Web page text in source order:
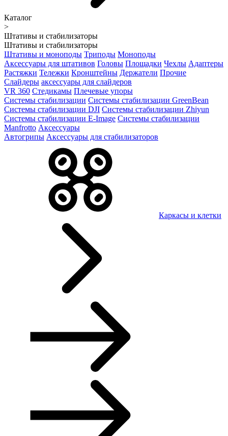
Каталог
>
Штативы и стабилизаторы
Штативы и стабилизаторы
Штативы и моноподы Триподы Моноподы
Аксессуары для штативов Головы Площадки Чехлы Адаптеры
Растяжки Тележки Кронштейны Держатели Прочие
Слайдеры аксессуары для слайдеров
VR 360 Стедикамы Плечевые упоры
Системы стабилизации Системы стабилизации GreenBean
Системы стабилизации DJI Системы стабилизации Zhiyun
Системы стабилизации E-Image Системы стабилизации
Manfrotto Аксессуары
Автогрипы Аксессуары для стабилизаторов
Каркасы и клетки